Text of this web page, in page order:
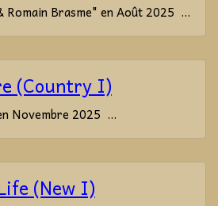
Romain Brasme" en Août 2025 ...
(Country I)
Novembre 2025 ...
(New I)